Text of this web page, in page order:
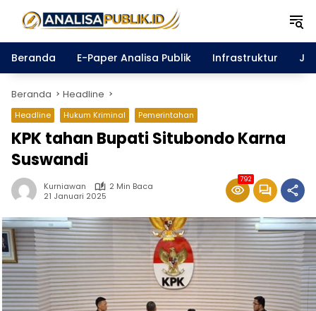
Beranda
E-Paper Analisa Publik Infrastruktur
Beranda Headline
Headline Hukum Kriminal Pemerintahan
KPK tahan Bupati Situbondo Karna
Suswandi
Kurniawan
2 Min Baca
21 Januari 2025
792